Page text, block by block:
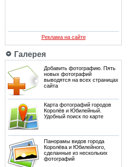
Реклама на сайте
Галерея
Добавить фотографию. Пять
новых фотографий
выводятся на всех страницах
сайта
Карта фотографий городов
Королёв и Юбилейный.
Удобный поиск по карте
Панорамы видов города
Королёва и Юбилейного,
сделанные из нескольких
фотографий